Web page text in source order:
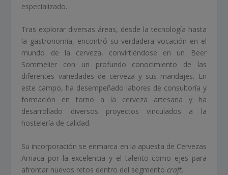
especializado.
Tras explorar diversas áreas, desde la tecnología hasta
la gastronomía, encontró su verdadera vocación en el
mundo de la cerveza, convirtiéndose en un Beer
Sommelier con un profundo conocimiento de las
diferentes variedades de cerveza y sus maridajes. En
este campo, ha desempeñado labores de consultoría y
formación en torno a la cerveza artesana y ha
desarrollado diversos proyectos vinculados a la
hostelería de calidad.
Su incorporación se enmarca en la apuesta de Cervezas
Arriaca por la excelencia y el talento como ejes para
afrontar nuevos retos dentro del segmento craft.